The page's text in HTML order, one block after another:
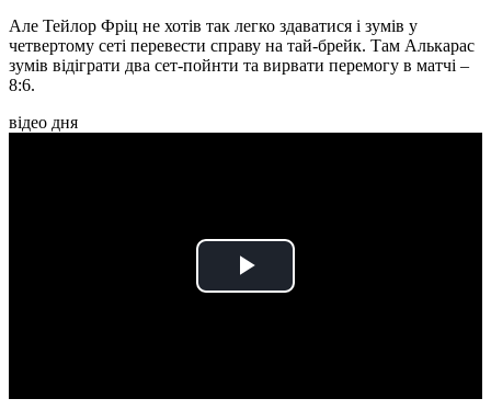
Але Тейлор Фріц не хотів так легко здаватися і зумів у
четвертому сеті перевести справу на тай-брейк. Там Алькарас
зумів відіграти два сет-пойнти та вирвати перемогу в матчі –
8:6.
відео дня
Play